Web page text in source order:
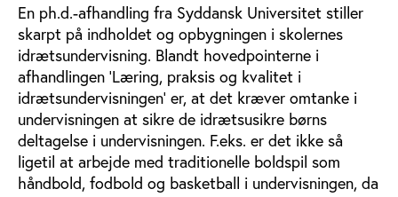
En ph.d.-afhandling fra Syddansk Universitet stiller
skarpt på indholdet og opbygningen i skolernes
idrætsundervisning. Blandt hovedpointerne i
afhandlingen ’Læring, praksis og kvalitet i
idrætsundervisningen’ er, at det kræver omtanke i
undervisningen at sikre de idrætsusikre børns
deltagelse i undervisningen. F.eks. er det ikke så
ligetil at arbejde med traditionelle boldspil som
håndbold, fodbold og basketball i undervisningen, da